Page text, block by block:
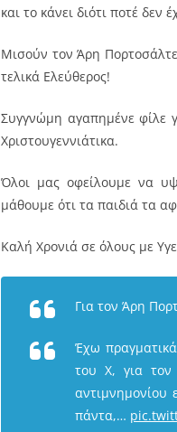
και το κάνει διότι ποτέ δεν
Μισούν τον Άρη Πορτοσάλτε
τελικά Ελεύθερος!
Συγγνώμη αγαπημένε φίλε
Χριστουγεννιάτικα.
Όλοι μας οφείλουμε να
μάθουμε ότι τα παιδιά τα
Καλή Χρονιά σε όλους με
Για τον Άρη
Έχω
του Χ, για τον
αντιμνημονίου
πάντα,…